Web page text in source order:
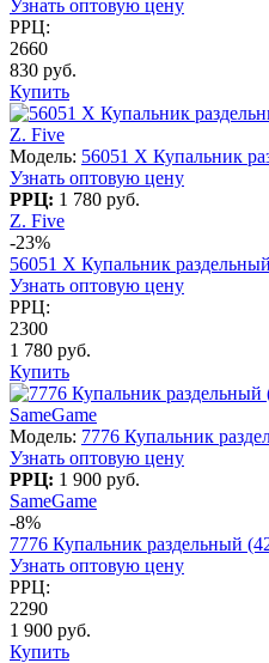
Узнать оптовую цену
РРЦ:
2660
830 руб.
Купить
Z. Five
Модель: 56051 X Купальник
Узнать оптовую цену
РРЦ: 1 780 руб.
Z. Five
-23%
56051 X Купальник
Узнать оптовую цену
РРЦ:
2300
1 780 руб.
Купить
SameGame
Модель: 7776 Купальник
Узнать оптовую цену
РРЦ: 1 900 руб.
SameGame
-8%
7776 Купальник раздельный
Узнать оптовую цену
РРЦ:
2290
1 900 руб.
Купить